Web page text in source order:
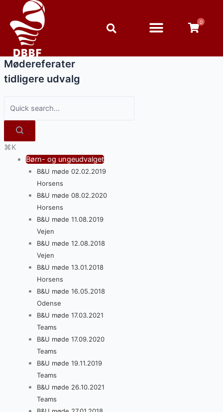
indholdet
0
Mødereferater
tidligere udvalg
⌘K
Børn- og ungeudvalget
B&U møde 02.02.2019
Horsens
B&U møde 08.02.2020
Horsens
B&U møde 11.08.2019
Vejen
B&U møde 12.08.2018
Vejen
B&U møde 13.01.2018
Horsens
B&U møde 16.05.2018
Odense
B&U møde 17.03.2021
Teams
B&U møde 17.09.2020
Teams
B&U møde 19.11.2019
Teams
B&U møde 26.10.2021
Teams
Doc
navigation